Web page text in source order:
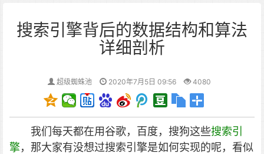
搜索引擎背后的数据结构和算法
详细剖析
超级蜘蛛池 2020年7月5日 09:56 4080
我们每天都在用谷歌，百度，搜狗这些搜索引
擎，那大家有没想过搜索引擎是如何实现的呢，看似